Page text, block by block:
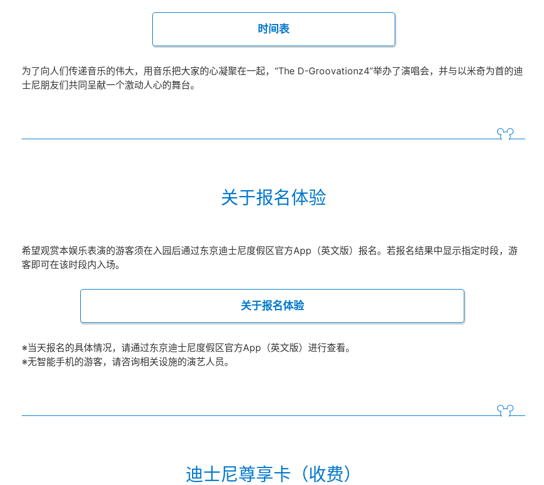
时间表
为了向人们传递音乐的伟大，用音乐把大家的心凝聚在一起，“The D-Groovationz4”举办了演唱会，并与以米奇为首的迪
士尼朋友们共同呈献一个激动人心的舞台。
关于报名体验
希望观赏本娱乐表演的游客须在入园后通过东京迪士尼度假区官方App（英文版）报名。若报名结果中显示指定时段，游
客即可在该时段内入场。
关于报名体验
※当天报名的具体情况，请通过东京迪士尼度假区官方App（英文版）进行查看。
※无智能手机的游客，请咨询相关设施的演艺人员。
迪士尼尊享卡（收费）